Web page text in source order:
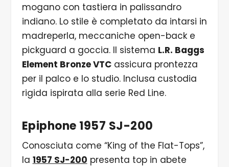
mogano con tastiera in palissandro
indiano. Lo stile è completato da intarsi in
madreperla, meccaniche open-back e
pickguard a goccia. Il sistema L.R. Baggs
Element Bronze VTCassicura prontezza
per il palco e lo studio. Inclusa custodia
rigida ispirata alla serie Red Line.
Epiphone 1957 SJ-200
Conosciuta come “King of the Flat-Tops”,
la 1957 SJ-200 presenta top in abete